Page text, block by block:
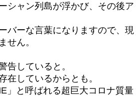
シャン列島が浮かび、その後ア
バーな言葉になりますので、現
せん。
告していると。
在しているからとも。
」と呼ばれる超巨大コロナ質量